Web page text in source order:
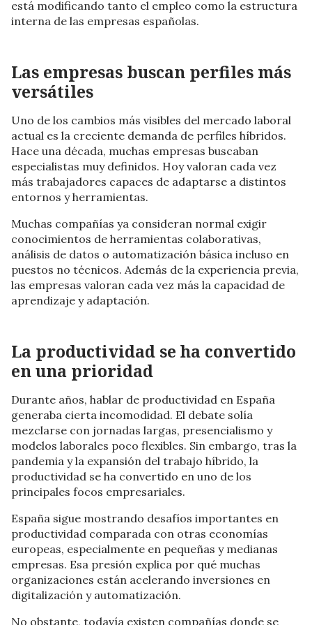
está modificando tanto el empleo como la estructura
interna de las empresas españolas.
Las empresas buscan perfiles más
versátiles
Uno de los cambios más visibles del mercado laboral
actual es la creciente demanda de perfiles híbridos.
Hace una década, muchas empresas buscaban
especialistas muy definidos. Hoy valoran cada vez
más trabajadores capaces de adaptarse a distintos
entornos y herramientas.
Muchas compañías ya consideran normal exigir
conocimientos de herramientas colaborativas,
análisis de datos o automatización básica incluso en
puestos no técnicos. Además de la experiencia previa,
las empresas valoran cada vez más la capacidad de
aprendizaje y adaptación.
La productividad se ha convertido
en una prioridad
Durante años, hablar de productividad en España
generaba cierta incomodidad. El debate solía
mezclarse con jornadas largas, presencialismo y
modelos laborales poco flexibles. Sin embargo, tras la
pandemia y la expansión del trabajo híbrido, la
productividad se ha convertido en uno de los
principales focos empresariales.
España sigue mostrando desafíos importantes en
productividad comparada con otras economías
europeas, especialmente en pequeñas y medianas
empresas. Esa presión explica por qué muchas
organizaciones están acelerando inversiones en
digitalización y automatización.
No obstante, todavía existen compañías donde se